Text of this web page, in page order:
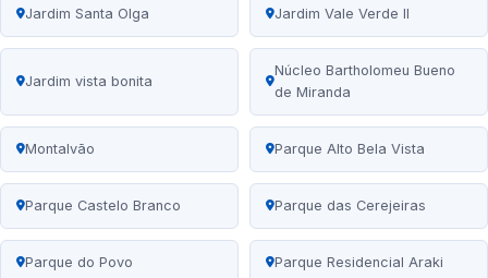
Jardim Santa Olga Jardim Vale Verde II
Jardim vista bonita
Núcleo Bartholomeu Bueno
de Miranda
Montalvão Parque Alto Bela Vista
Parque Castelo Branco Parque das Cerejeiras
Parque do Povo Parque Residencial Araki